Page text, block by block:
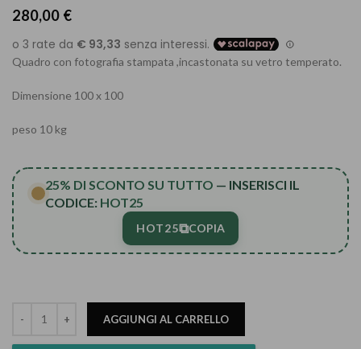
280,00 €
Quadro con fotografia stampata ,incastonata su vetro temperato.
Dimensione 100 x 100
peso 10 kg
25% DI SCONTO SU TUTTO — INSERISCI IL
CODICE: HOT25
HOT25⧉COPIA
AGGIUNGI AL CARRELLO